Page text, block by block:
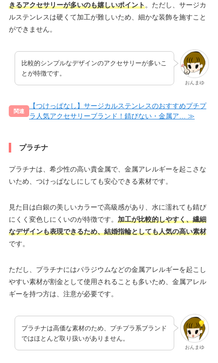
きるアクセサリーが多いのも嬉しいポイント。ただし、サージカ
ルステンレスは硬くて加工が難しいため、細かな装飾を施すこと
ができません。
おんまゆ
比較的シンプルなデザインのアクセサリーが多いこ
とが特徴です。
【つけっぱなし】サージカルステンレスのおすすめプチプ
ラ人気アクセサリーブランド！錆びない・金属ア…
プラチナ
プラチナは、希少性の高い貴金属で、金属アレルギーを起こさな
いため、つけっぱなしにしても安心できる素材です。
見た目は白銀の美しいカラーで高級感があり、水に濡れても錆び
にくく変色しにくいのが特徴です。 加工が比較的しやすく、繊細
なデザインも表現できるため、結婚指輪としても人気の高い素材
です。
ただし、プラチナにはパラジウムなどの金属アレルギーを起こし
やすい素材が割金として使用されることも多いため、金属アレル
ギーを持つ方は、注意が必要です。
おんまゆ
プラチナは高価な素材のため、プチプラ系ブランド
ではほとんど取り扱いがありません。